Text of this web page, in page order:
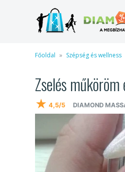
Főoldal Szépség és wellness
Zselés
★ 4,5/5 DIAMOND